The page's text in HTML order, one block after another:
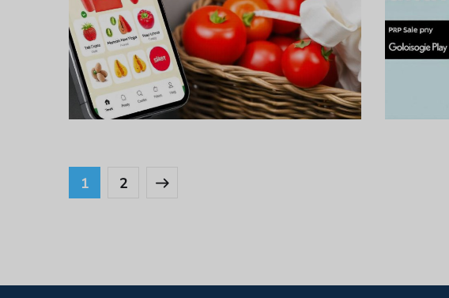
livrare a produselor
alimentare
PROIECTE DE DEZVOLTARE DE
APLICAȚII MOBILE
de
1 2